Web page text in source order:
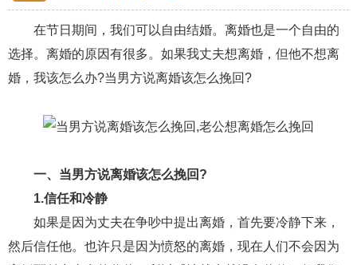
水瓶座男生 摩羯座男生 射手座男生
天蝎座男生 天秤座男生 处女座男生
爱情诗句 狮子座男生 爱情歌曲
爱情小说 巨蟹座男生 爱情电影 双子座男生
变心 感人 伤感 婚姻问题 脾气
失恋挽救 情绪 时辰八字 爱情的句子
在节日期间，我们可以自由结婚。离婚也是一个自由的
选择。离婚的原因有很多。如果我丈夫想离婚，但他不想离
婚，我该怎么办?当男方说离婚该怎么挽回?
一、当男方说离婚该怎么挽回?
1.信任和冷静
如果是因为丈夫在争吵中提出离婚，首先要冷静下来，
然后信任他。也许只是因为愤怒的离婚，现在人们不会因为